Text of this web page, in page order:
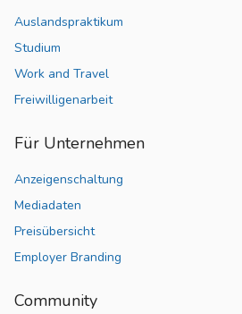
Auslandspraktikum
Studium
Work and Travel
Freiwilligenarbeit
Für Unternehmen
Anzeigenschaltung
Mediadaten
Preisübersicht
Employer Branding
Community